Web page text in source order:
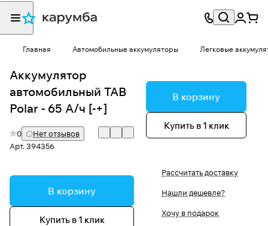
Главная Автомобильные аккумуляторы Легковые
Аккумулятор
автомобильный TAB
Polar - 65 А/ч [-+]
0
Нет отзывов
Арт.394356
В корзину
Купить в 1 клик
В корзину
Купить в 1 клик
Рассчитать доставку
Нашли дешевле?
Хочу в подарок